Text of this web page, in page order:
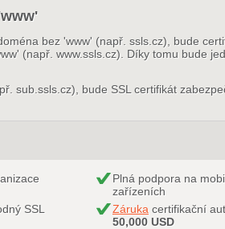
bez 'www' (např. ssls.cz), bude
(např. www.ssls.cz). Díky tomu bude
sub.ssls.cz), bude SSL certifikát
Plná podpora na
zařízeních
SSL
Záruka certifikační
50,000 USD